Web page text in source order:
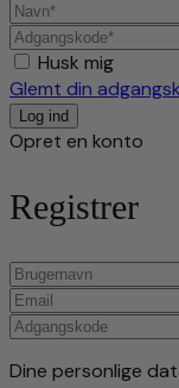
Husk mig
Glemt din
Opret en konto
Registrer
Dine personlige